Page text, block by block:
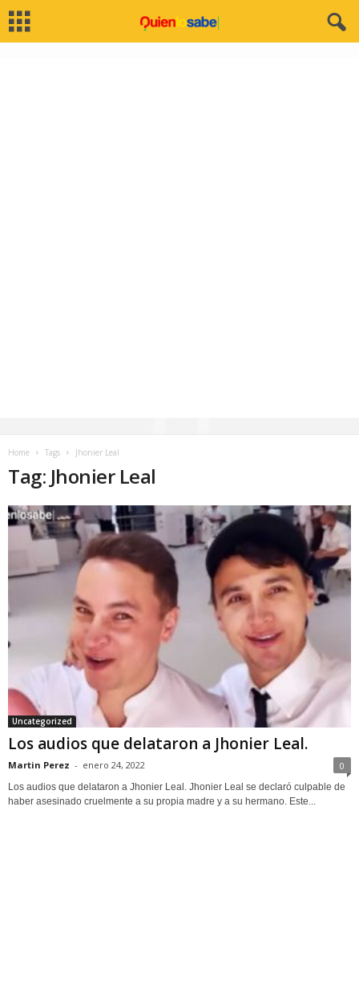
Home Tags Jhonier Leal
Tag: Jhonier Leal
Uncategorized
Los audios que delataron a Jhonier Leal.
Martin Perez - enero 24, 2022 0
Los audios que delataron a Jhonier Leal. Jhonier Leal se declaró culpable de
haber asesinado cruelmente a su propia madre y a su hermano. Este...